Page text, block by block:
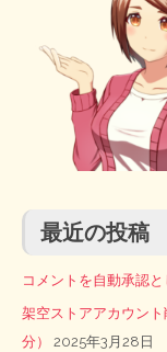
最近の投稿
コメントを自動承認と
架空ストアアカウン
分）
2025年3月28日